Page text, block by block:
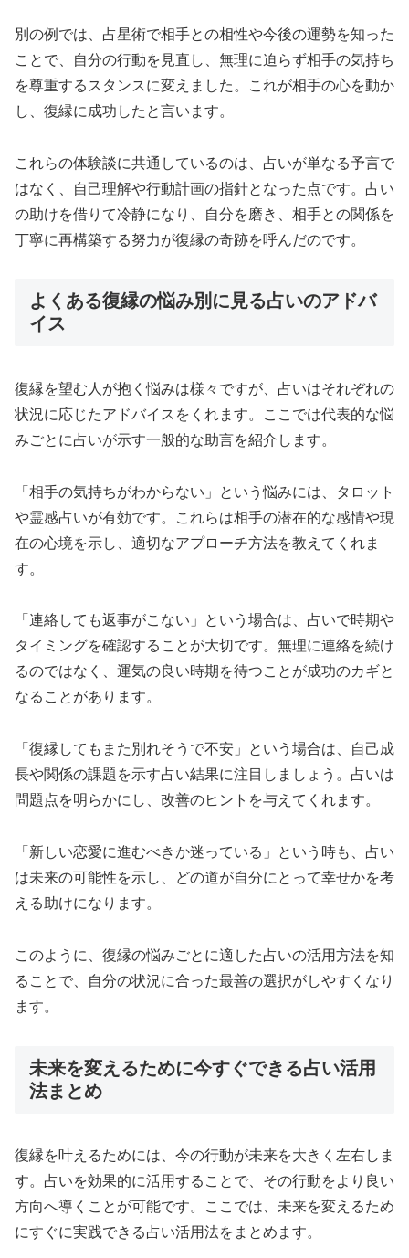
別の例では、占星術で相手との相性や今後の運勢を知った
ことで、自分の行動を見直し、無理に迫らず相手の気持ち
を尊重するスタンスに変えました。これが相手の心を動か
し、復縁に成功したと言います。
これらの体験談に共通しているのは、占いが単なる予言で
はなく、自己理解や行動計画の指針となった点です。占い
の助けを借りて冷静になり、自分を磨き、相手との関係を
丁寧に再構築する努力が復縁の奇跡を呼んだのです。
よくある復縁の悩み別に見る占いのアドバ
イス
復縁を望む人が抱く悩みは様々ですが、占いはそれぞれの
状況に応じたアドバイスをくれます。ここでは代表的な悩
みごとに占いが示す一般的な助言を紹介します。
「相手の気持ちがわからない」という悩みには、タロット
や霊感占いが有効です。これらは相手の潜在的な感情や現
在の心境を示し、適切なアプローチ方法を教えてくれま
す。
「連絡しても返事がこない」という場合は、占いで時期や
タイミングを確認することが大切です。無理に連絡を続け
るのではなく、運気の良い時期を待つことが成功のカギと
なることがあります。
「復縁してもまた別れそうで不安」という場合は、自己成
長や関係の課題を示す占い結果に注目しましょう。占いは
問題点を明らかにし、改善のヒントを与えてくれます。
「新しい恋愛に進むべきか迷っている」という時も、占い
は未来の可能性を示し、どの道が自分にとって幸せかを考
える助けになります。
このように、復縁の悩みごとに適した占いの活用方法を知
ることで、自分の状況に合った最善の選択がしやすくなり
ます。
未来を変えるために今すぐできる占い活用
法まとめ
復縁を叶えるためには、今の行動が未来を大きく左右しま
す。占いを効果的に活用することで、その行動をより良い
方向へ導くことが可能です。ここでは、未来を変えるため
にすぐに実践できる占い活用法をまとめます。